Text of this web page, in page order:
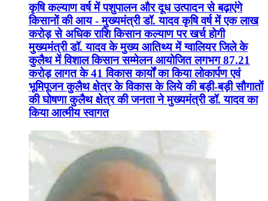
कृषि कल्याण वर्ष में पशुपालन और दूध उत्पादन से बढ़ाएंगे
किसानों की आय - मुख्यमंत्री डॉ. यादव कृषि वर्ष में एक लाख
करोड़ से अधिक राशि किसान कल्याण पर खर्च होगी
मुख्यमंत्री डॉ. यादव के मुख्य आतिथ्य में ग्वालियर जिले के
कुलैथ में विशाल किसान सम्मेलन आयोजित लगभग 87.21
करोड़ लागत के 41 विकास कार्यों का किया लोकार्पण एवं
भूमिपूजन कुलैथ क्षेत्र के विकास के लिये की बड़ी-बड़ी सौगातों
की घोषणा कुलैथ क्षेत्र की जनता ने मुख्यमंत्री डॉ. यादव का
किया आत्मीय स्वागत